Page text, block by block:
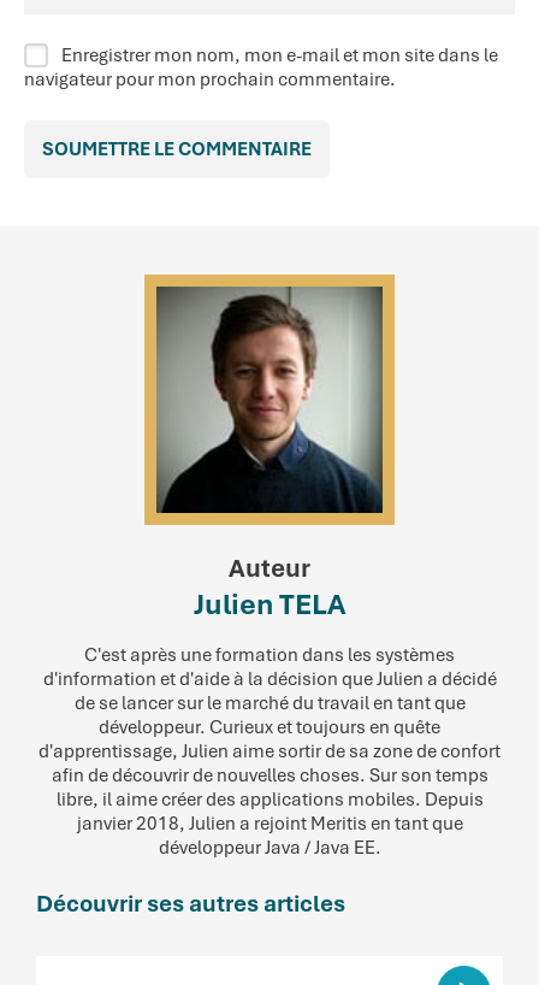
Enregistrer mon nom, mon e-mail et mon site dans le
navigateur pour mon prochain commentaire.
Auteur
Julien TELA
C'est après une formation dans les systèmes
d'information et d'aide à la décision que Julien a décidé
de se lancer sur le marché du travail en tant que
développeur. Curieux et toujours en quête
d'apprentissage, Julien aime sortir de sa zone de confort
afin de découvrir de nouvelles choses. Sur son temps
libre, il aime créer des applications mobiles. Depuis
janvier 2018, Julien a rejoint Meritis en tant que
développeur Java / Java EE.
Découvrir ses autres articles